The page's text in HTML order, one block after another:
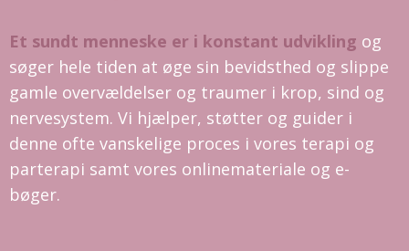
Et sundt menneske er i konstant udvikling og
søger hele tiden at øge sin bevidsthed og slippe
gamle overvældelser og traumer i krop, sind og
nervesystem. Vi hjælper, støtter og guider i
denne ofte vanskelige proces i vores terapi og
parterapi samt vores onlinemateriale og e-
bøger.